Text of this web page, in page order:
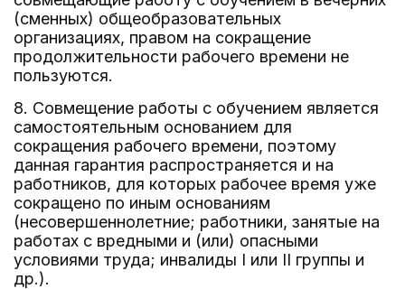
(сменных) общеобразовательных
организациях, правом на сокращение
продолжительности рабочего времени не
пользуются.
8. Совмещение работы с обучением является
самостоятельным основанием для
сокращения рабочего времени, поэтому
данная гарантия распространяется и на
работников, для которых рабочее время уже
сокращено по иным основаниям
(несовершеннолетние; работники, занятые на
работах с вредными и (или) опасными
условиями труда; инвалиды I или II группы и
др.).